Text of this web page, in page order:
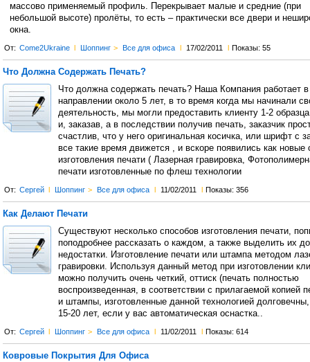
массово применяемый профиль. Перекрывает малые и средние (при
небольшой высоте) пролёты, то есть – практически все двери и
окна.
От: Come2Ukraine l Шоппинг > Все для офиса l 17/02/2011 l Показы: 55
Что Должна Содержать Печать?
Что должна содержать печать? Наша Компания работает
направлении около 5 лет, в то время когда мы начинали
деятельность, мы могли предоставить клиенту 1-2
и, заказав, а в последствии получив печать, заказчик
счастлив, что у него оригинальная косичка, или шрифт с
все такие время движется , и вскоре появились как новые
изготовления печати ( Лазерная гравировка,
печати изготовленные по флеш технологии
От: Сергей l Шоппинг > Все для офиса l 11/02/2011 l Показы: 356
Как Делают Печати
Существуют несколько способов изготовления печати,
поподробнее рассказать о каждом, а также выделить их
недостатки. Изготовление печати или штампа методом
гравировки. Используя данный метод при изготовлении
можно получить очень четкий, оттиск (печать полностью
воспроизведенная, в соответствии с прилагаемой копией
и штампы, изготовленные данной технологией
15-20 лет, если у вас автоматическая оснастка..
От: Сергей l Шоппинг > Все для офиса l 11/02/2011 l Показы: 614
Ковровые Покрытия Для Офиса